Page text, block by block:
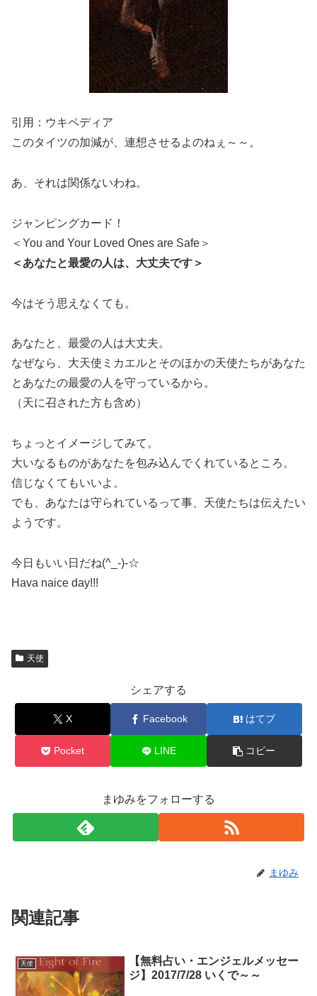
引用：ウキペディア
このタイツの加減が、連想させるよのねぇ～～。
あ、それは関係ないわね。
ジャンピングカード！
＜You and Your Loved Ones are Safe＞
＜あなたと最愛の人は、大丈夫です＞
今はそう思えなくても。
あなたと、最愛の人は大丈夫。
なぜなら、大天使ミカエルとそのほかの天使たちがあなた
とあなたの最愛の人を守っているから。
（天に召された方も含め）
ちょっとイメージしてみて。
大いなるものがあなたを包み込んでくれているところ。
信じなくてもいいよ。
でも、あなたは守られているって事、天使たちは伝えたい
ようです。
今日もいい日だね(^_-)-☆
Hava naice day!!!
天使
シェアする
X Facebook はてブ
Pocket LINE コピー
まゆみをフォローする
まゆみ
関連記事
天使
【無料占い・エンジェルメッセー
ジ】2017/7/28 いくで～～